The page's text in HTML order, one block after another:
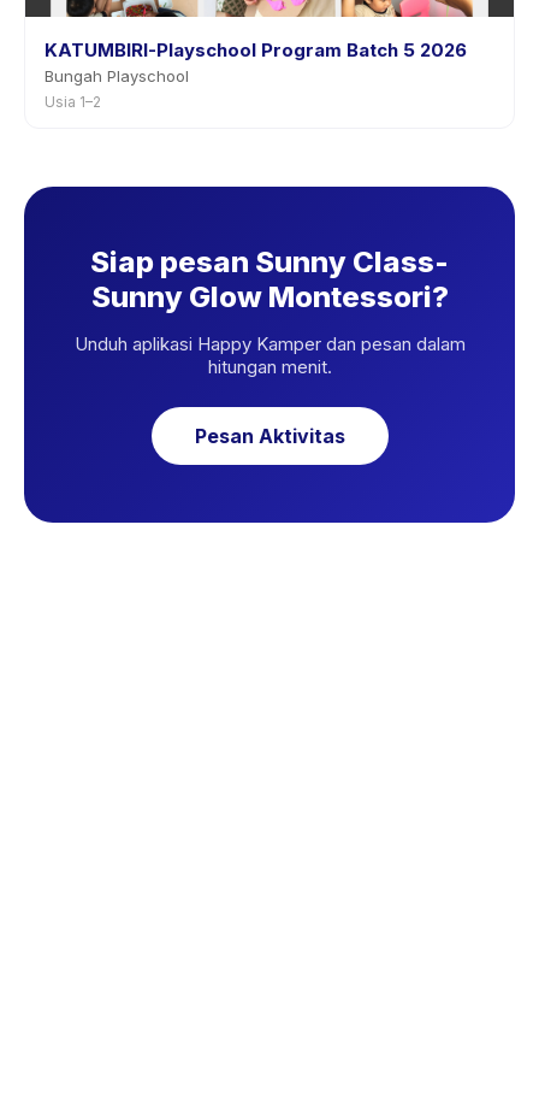
KATUMBIRI-Playschool Program Batch 5 2026
Bungah Playschool
Usia 1–2
Siap pesan Sunny Class-
Sunny Glow Montessori?
Unduh aplikasi Happy Kamper dan pesan dalam
hitungan menit.
Pesan Aktivitas